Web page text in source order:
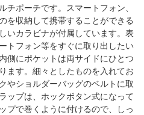
ポーチです。スマートフォン、
を収納して携帯することができる
いカラビナが付属しています。表
トフォン等をすぐに取り出したい
側にポケットは両サイドにひとつ
ます。細々としたものを入れてお
やショルダーバッグのベルトに取
ップは、ホックボタン式になって
プで巻くように付けるので、しっ